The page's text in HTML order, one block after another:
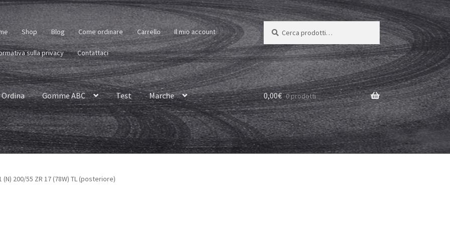
Shop Blog Come ordinare Carrello Il mio account
sulla privacy Contattaci
Cerca:
Cerca
Ordina Gomme ABC Test Marche 0,00€ 0 prodotti
200/55 ZR 17 (78W) TL (posteriore)